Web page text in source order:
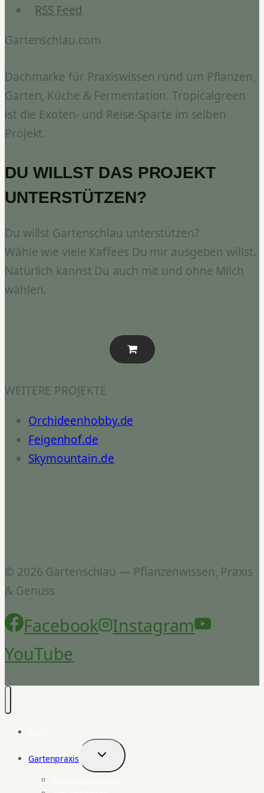
RSS Feed
Gartenschlau.com
Dachmarke für Praxiswissen rund um Pflanzen,
Garten, Küche & Fermentation. Tropicalgreen
ist die Exoten- und Reise-Sparte im selben
Projekt.
DU WILLST DAS PROJEKT
UNTERSTÜTZEN?
Du willst Gartenschlau unterstützen?
Wähle wie viele Kaffees Du mir ausgeben willst.
Natürlich kannst Du auch mit und ohne Milch
wählen.
WEITERE PROJEKTE
Orchideenhobby.de
Feigenhof.de
Skymountain.de
© 2026 Gartenschlau — Pflanzenwissen, Praxis
& Genuss
Facebook
Instagram
YouTube
Gartenpraxis
Untermenü
umschalten